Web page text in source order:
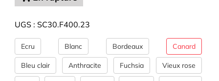
UGS : SC30.F400.23
Ecru Blanc Bordeaux Canard
Bleu clair Anthracite Fuchsia Vieux rose